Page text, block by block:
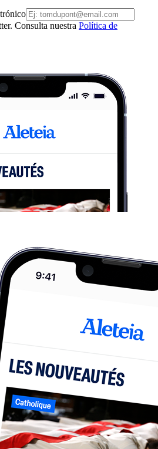
Consulta nuestra Política de